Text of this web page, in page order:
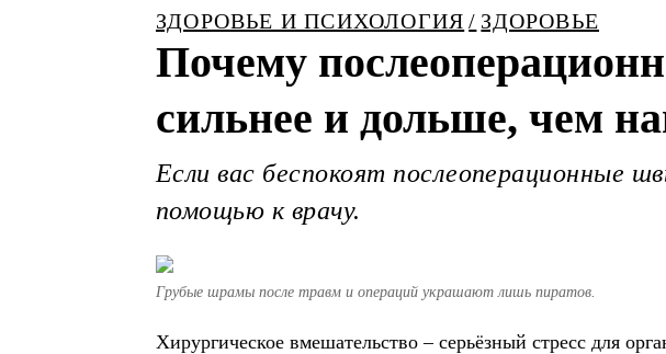
ЗДОРОВЬЕ И ПСИХОЛОГИЯ ЗДОРОВЬЕ
Почему
сильнее и дольше, чем
Если вас беспокоят послеоперационные
помощью к врачу.
Грубые шрамы после травм и операций украшают лишь пиратов.
Хирургическое вмешательство – серьёзный стресс для